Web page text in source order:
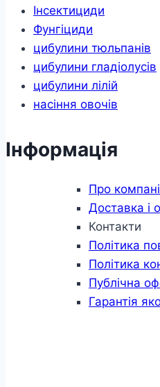
Інсектициди
Фунгіциди
цибулини тюльпанів
цибулини гладіолусів
цибулини лілій
насіння овочів
Інформація
Про
Доставка і
Контакти
Політика
Політика
Публічна
Гарантія